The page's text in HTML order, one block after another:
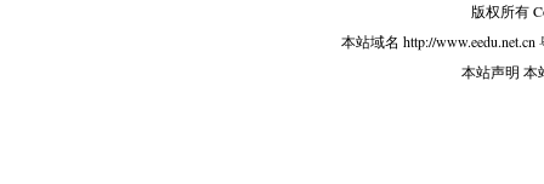
版权所有
本站域名 http://www.eedu.net.cn
本站声明 本